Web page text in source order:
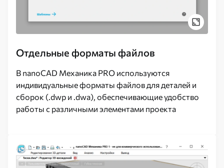
Отдельные форматы файлов
В nanoCAD Механика PRO используются
индивидуальные форматы файлов для деталей и
сборок (.dwp и .dwa), обеспечивающие удобство
работы с различными элементами проекта